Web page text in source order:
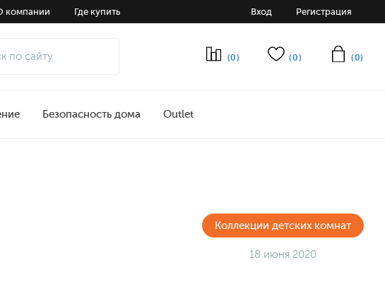
компании Где купить Вход Регистрация
(0) (0) (0)
Безопасность дома Outlet
Коллекции детских комнат
18 июня 2020